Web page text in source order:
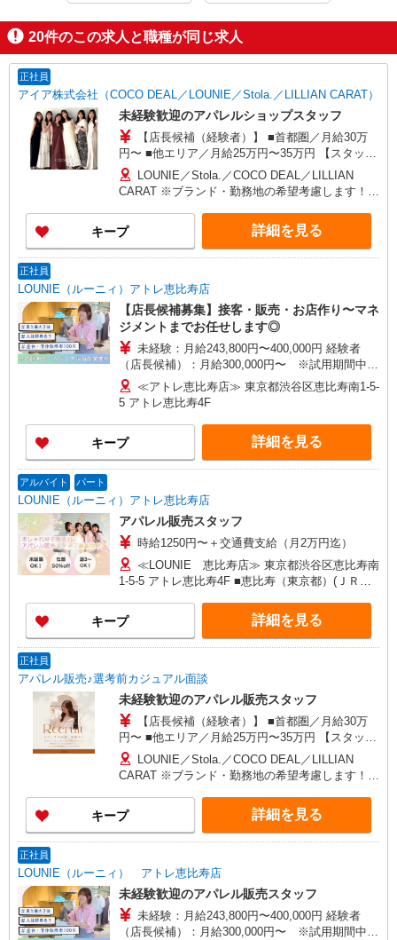
20件のこの求人と職種が同じ求人
正社員
アイア株式会社（COCO DEAL／LOUNIE／Stola.／LILLIAN CARAT）
未経験歓迎のアパレルショップスタッフ
【店長候補（経験者）】 ■首都圏／月給30万
円〜 ■他エリア／月給25万円〜35万円 【スタッ
フ】 ■首都圏／月給24万3,800円〜40万円 ■大阪／
月給23万3,500円〜35万円 ■京都、兵庫、愛知、岐
阜、福岡／月給22万7,800円〜35万円 ■他エリア／
月給22万2,100円〜35万円 固定残業手当含む（1ヶ
月あたり20時間）※超過時は追加支給 首都圏エリ
ア：30,800円 大阪：29,500円 京都、兵庫、愛知、
考慮 ※試用期間3ヶ月も同条件（首都圏：店長候
補は月給27万円〜）
LOUNIE／Stola.／COCO DEAL／LILLIAN
CARAT ※ブランド・勤務地の希望考慮します！※
道、宮城（仙台）、愛知、大阪、兵庫、京都、和
歌山、岡山、広島、愛媛、福岡、長崎、宮崎、熊
本などの各店舗で募集しています。 【COCO
ルミネ池袋店／ルミネ横浜／ルミネ大宮店／ルミ
ネ有楽町店 ルミネ立川店／ルミネ町田店／池袋
PARCO店／東京スカイツリータウン・ソラマチ店
イクスピアリ店／イオンレイクタウン店／ジョイ
ナス店／テラスモール湘南店 タカシマヤ ゲートタ
ワーモール店／イオン大高SC店 なんばCITY店／
天王寺MIO店／阪神梅田本店／京都ポルタ店／阪
急西宮ガーデンズ店 ルクアイーレ大阪店／岡山一
い。
キープ 詳細を見る
正社員
LOUNIE（ルーニィ）アトレ恵比寿店
【店長候補募集】接客・販売・お店作り〜マネ
ジメントまでお任せします◎
未経験：月給243,800円〜400,000円 経験者
（店長候補）：月給300,000円〜 ※試用期間中は
270,000円〜 ★固定残業手当：30,800円（月給に
含む） ※経験・能力考慮 ※固定残業時間は1ヶ月
あたり20時間、超過時は追加で残業手当支給 ※月
3万円まで交通費支給 ※試用期間（2〜3ヶ月）も
同条件 【手当】固定残業手当／資格手当／店舗職
制手当／住宅手当（実家外かつ賃貸の場合のみ別
当の種類はエリアにより異なります。詳細は面接
時にお尋ねください。
≪アトレ恵比寿店≫ 東京都渋谷区恵比寿南1-5-
5 アトレ恵比寿4F
キープ 詳細を見る
アルバイト パート
LOUNIE（ルーニィ）アトレ恵比寿店
アパレル販売スタッフ
時給1250円〜＋交通費支給（月2万円迄）
≪LOUNIE 恵比寿店≫ 東京都渋谷区恵比寿南
1-5-5 アトレ恵比寿4F ■恵比寿（東京都）(ＪＲ埼
宿ライン)東口(約1分) ■恵比寿（東京都）(ＪＲ山
手線)東口(約1分)
キープ 詳細を見る
正社員
アパレル販売♪選考前カジュアル面談
未経験歓迎のアパレル販売スタッフ
【店長候補（経験者）】 ■首都圏／月給30万
円〜 ■他エリア／月給25万円〜35万円 【スタッ
フ】 ■首都圏／月給24万3,800円〜40万円 ■大阪／
月給23万3,500円〜35万円 ■京都、兵庫、愛知、岐
阜、福岡／月給22万7,800円〜35万円 ■他エリア／
月給22万2,100円〜35万円 固定残業手当含む（1ヶ
月あたり20時間）※超過時は追加支給 首都圏エリ
ア：30,800円 大阪：29,500円 京都、兵庫、愛知、
LOUNIE／Stola.／COCO DEAL／LILLIAN
CARAT ※ブランド・勤務地の希望考慮します！※
道、宮城（仙台）、愛知、岐阜、大阪、兵庫、京
都、和歌山、岡山、広島、愛媛、福岡、長崎、宮
崎、熊本などの各店舗で募集しています。
キープ 詳細を見る
正社員
LOUNIE（ルーニィ） アトレ恵比寿店
未経験歓迎のアパレル販売スタッフ
未経験：月給243,800円〜400,000円 経験者
（店長候補）：月給300,000円〜 ※試用期間中は